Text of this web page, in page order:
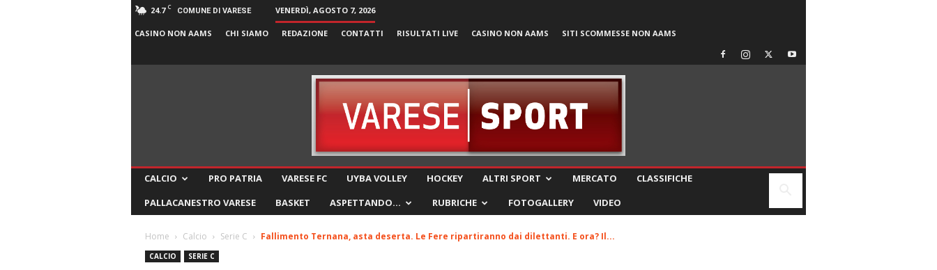
24.7 C COMUNE DI VARESE VENERDÌ, AGOSTO 7, 2026
CASINO NON AAMS CHI SIAMO REDAZIONE CONTATTI RISULTATI LIVE CASINO NON AAMS SITI SCOMMESSE NON AAMS
CALCIO PRO PATRIA VARESE FC UYBA VOLLEY HOCKEY ALTRI SPORT MERCATO
CLASSIFICHE
PALLACANESTRO VARESE
BASKET ASPETTANDO… RUBRICHE FOTOGALLERY VIDEO
Home Calcio Serie C Fallimento Ternana, asta deserta. Le Fere ripartiranno dai dilettanti. E ora? Il...
CALCIO SERIE C